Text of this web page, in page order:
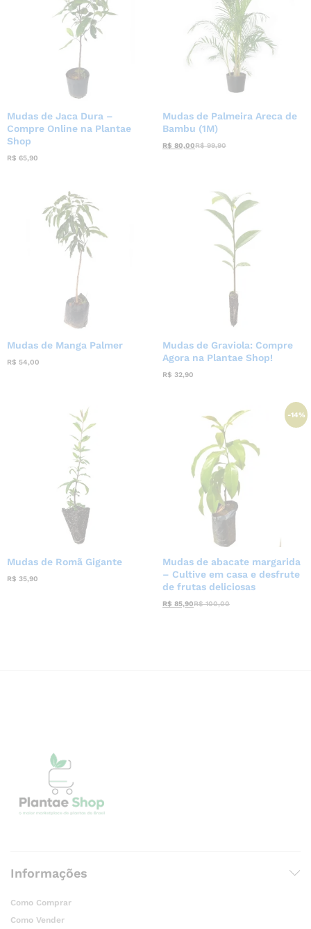
Mudas de Jaca Dura –
Compre Online na Plantae
Shop
R$ 65,90
Mudas de Palmeira Areca de
Bambu (1M)
R$ 80,00R$99,90
Mudas de Manga Palmer
R$ 54,00
Mudas de Graviola: Compre
Agora na Plantae Shop!
R$ 32,90
Mudas de Romã Gigante
R$ 35,90
-14%
Mudas de abacate margarida
– Cultive em casa e desfrute
de frutas deliciosas
R$ 85,90R$100,00
Informações
Como Comprar
Como Vender